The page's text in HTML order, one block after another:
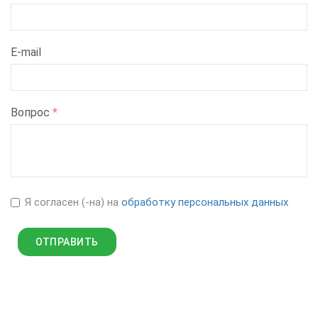
E-mail
Вопрос *
Я согласен (-на) на обработку персональных данных